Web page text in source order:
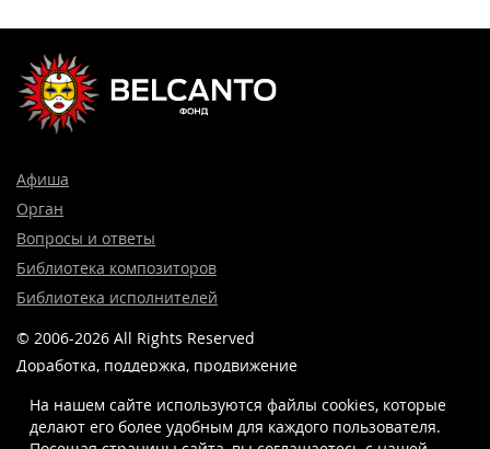
Афиша
Орган
Вопросы и ответы
Библиотека композиторов
Библиотека исполнителей
© 2006-2026 All Rights Reserved
Доработка, поддержка, продвижение
На нашем сайте используются файлы cookies, которые
делают его более удобным для каждого пользователя.